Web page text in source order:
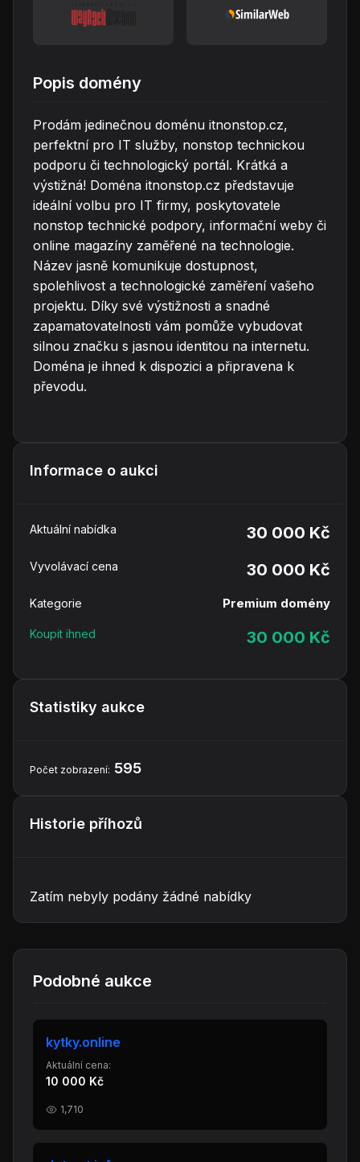
Popis domény
Prodám jedinečnou doménu itnonstop.cz,
perfektní pro IT služby, nonstop technickou
podporu či technologický portál. Krátká a
výstižná! Doména itnonstop.cz představuje
ideální volbu pro IT firmy, poskytovatele
nonstop technické podpory, informační weby či
online magazíny zaměřené na technologie.
Název jasně komunikuje dostupnost,
spolehlivost a technologické zaměření vašeho
projektu. Díky své výstižnosti a snadné
zapamatovatelnosti vám pomůže vybudovat
silnou značku s jasnou identitou na internetu.
Doména je ihned k dispozici a připravena k
převodu.
Informace o aukci
Aktuální nabídka 30 000 Kč
Vyvolávací cena 30 000 Kč
Kategorie Premium domény
Koupit ihned 30 000 Kč
Statistiky aukce
Počet zobrazení: 595
Historie příhozů
Zatím nebyly podány žádné nabídky
Podobné aukce
kytky.online
Aktuální cena:
10 000 Kč
1,710